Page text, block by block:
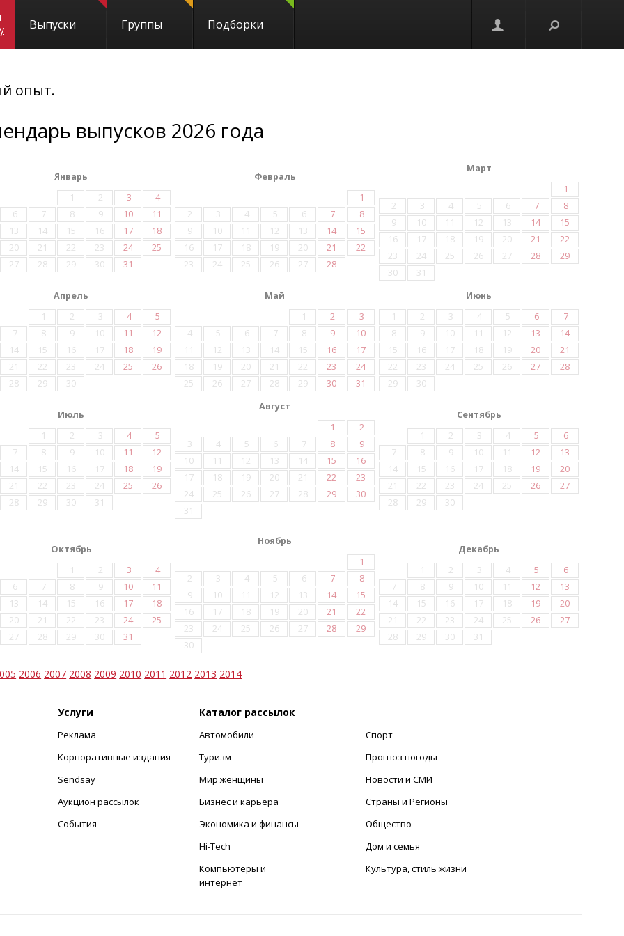
Выпуски Группы Подборки
опыт.
выпусков 2026 года
Январь
1
2 3
4
6 7 8 9 10
11
13 14 15 16 17
18
20 21 22 23 24
25
27 28 29 30 31
Февраль
1
2
3 4 5 6 7
8
9
10 11 12 13 14
15
16
17 18 19 20 21
22
23
24 25 26 27 28
Март
1
2
3 4 5 6 7
8
9
10 11 12 13 14
15
16
17 18 19 20 21
22
23
24 25 26 27 28
29
30
31
Апрель
1
2 3 4
5
7 8 9 10 11
12
14 15 16 17 18
19
21 22 23 24 25
26
28 29 30
Май
1
2
3
4
5 6 7 8 9
10
11
12 13 14 15 16
17
18
19 20 21 22 23
24
25
26 27 28 29 30 31
Июнь
1
2 3 4 5 6
7
8
9 10 11 12 13
14
15
16 17 18 19 20
21
22
23 24 25 26 27
28
29
30
Июль
1
2 3 4
5
7 8 9 10 11
12
14 15 16 17 18
19
21 22 23 24 25
26
28 29 30 31
Август
1
2
3
4 5 6 7 8
9
10
11 12 13 14 15
16
17
18 19 20 21 22
23
24
25 26 27 28 29
30
31
Сентябрь
1
2 3 4 5
6
7
8 9 10 11 12
13
14
15 16 17 18 19
20
21
22 23 24 25 26
27
28
29 30
Октябрь
1
2 3
4
6 7 8 9 10
11
13 14 15 16 17
18
20 21 22 23 24
25
27 28 29 30 31
Ноябрь
1
2
3 4 5 6 7
8
9
10 11 12 13 14
15
16
17 18 19 20 21
22
23
24 25 26 27 28
29
30
Декабрь
1
2 3 4 5
6
7
8 9 10 11 12
13
14
15 16 17 18 19
20
21
22 23 24 25 26
27
28
29 30 31
2006 2007 2008 2009 2010 2011 2012 2013 2014
Услуги
Реклама
Корпоративные издания
Sendsay
Аукцион рассылок
События
Каталог рассылок
Автомобили
Туризм
Мир женщины
Бизнес и карьера
Экономика и финансы
Hi-Tech
Компьютеры и
интернет
Спорт
Прогноз погоды
Новости и СМИ
Страны и Регионы
Общество
Дом и семья
Культура, стиль жизни